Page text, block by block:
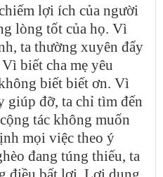
lợi ích của người
lòng tốt của họ. Vì
ta thường xuyên đẩy
biết cha mẹ yêu
biết biết ơn. Vì
giúp đỡ, ta chỉ tìm đến
tác không muốn
mọi việc theo ý
đang túng thiếu, ta